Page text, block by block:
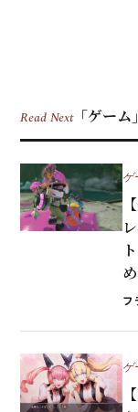
Read Next「ゲーム
ゲ
フ
ゲ